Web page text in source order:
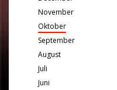
November
Oktober
September
August
Juli
Juni